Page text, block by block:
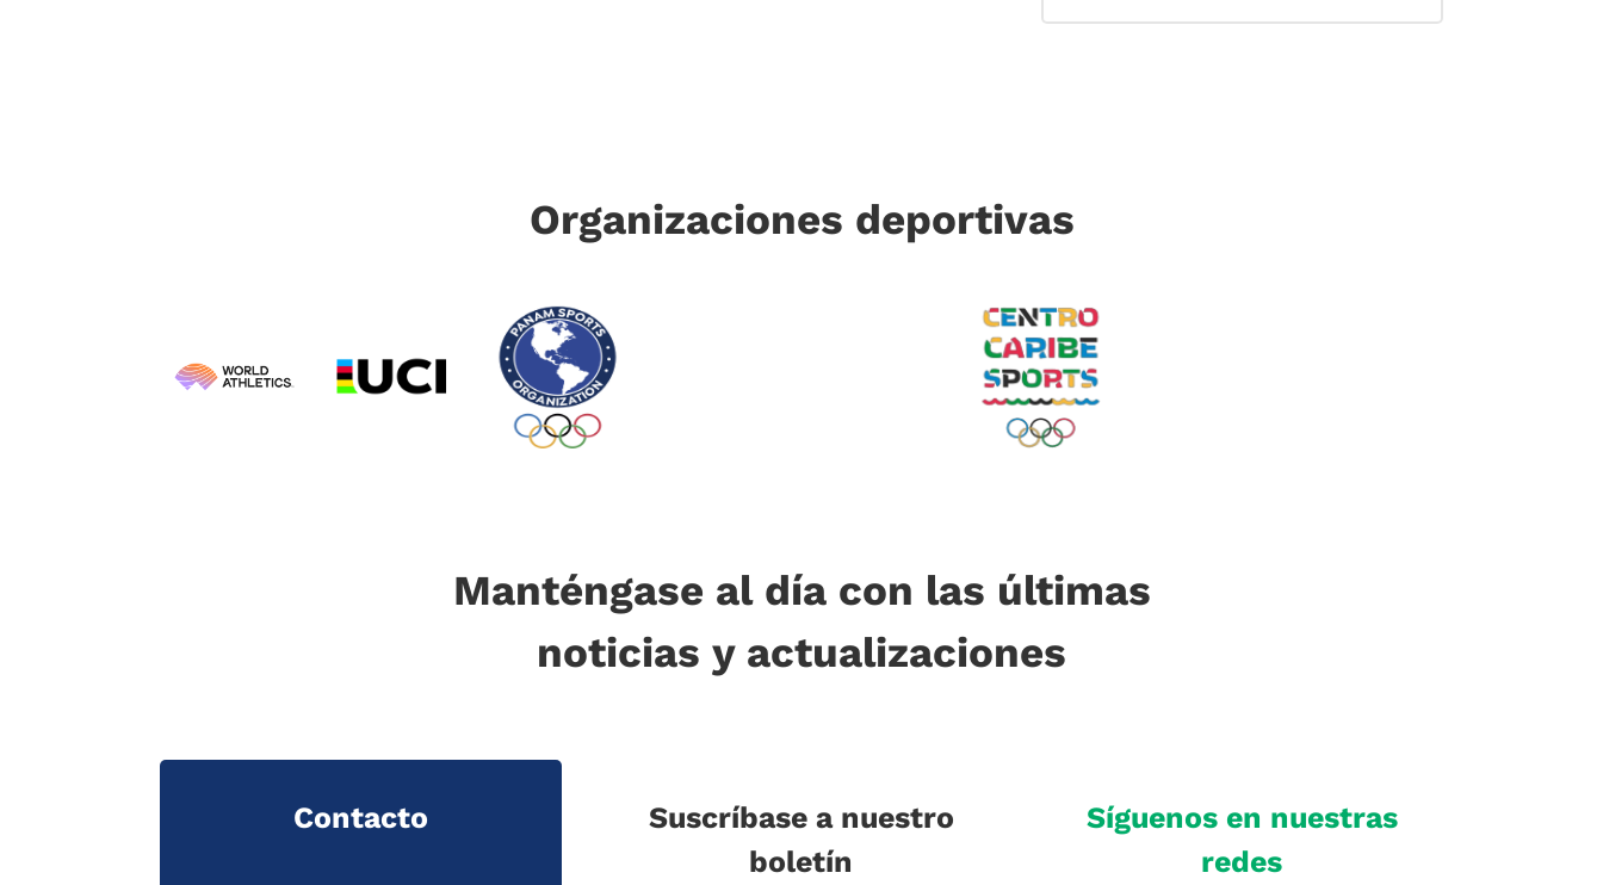
Organizaciones deportivas
Manténgase al día con las últimas
noticias y actualizaciones
Contacto
Suscríbase a nuestro
boletín
Síguenos en nuestras
redes